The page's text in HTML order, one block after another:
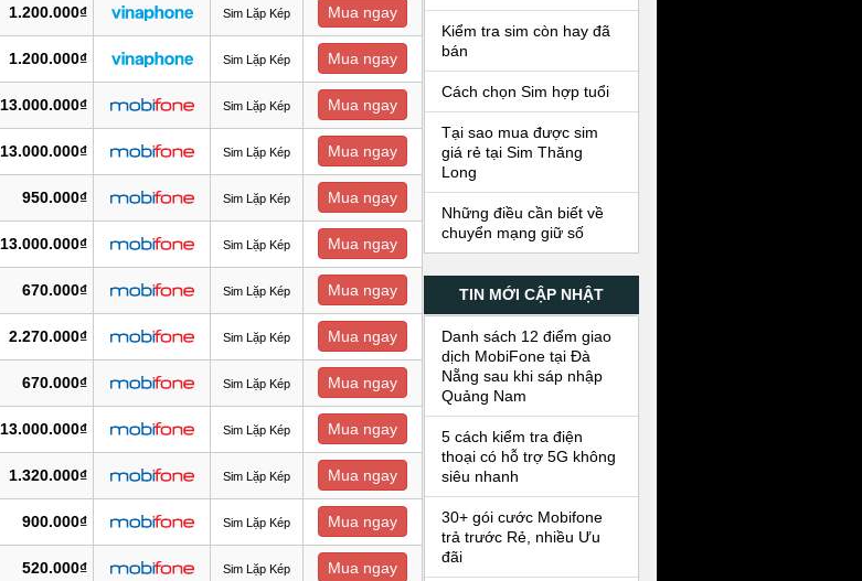
1.200.000₫ Sim Lặp Kép Mua ngay
1.200.000₫ Sim Lặp Kép Mua ngay
13.000.000₫ Sim Lặp Kép Mua ngay
13.000.000₫ Sim Lặp Kép Mua ngay
950.000₫ Sim Lặp Kép Mua ngay
13.000.000₫ Sim Lặp Kép Mua ngay
670.000₫ Sim Lặp Kép Mua ngay
2.270.000₫ Sim Lặp Kép Mua ngay
670.000₫ Sim Lặp Kép Mua ngay
13.000.000₫ Sim Lặp Kép Mua ngay
1.320.000₫ Sim Lặp Kép Mua ngay
900.000₫ Sim Lặp Kép Mua ngay
520.000₫ Sim Lặp Kép Mua ngay
Kiểm tra sim còn hay đã
bán
Cách chọn Sim hợp tuổi
Tại sao mua được sim
giá rẻ tại Sim Thăng
Long
Những điều cần biết về
chuyển mạng giữ số
TIN MỚI CẬP NHẬT
Danh sách 12 điểm giao
dịch MobiFone tại Đà
Nẵng sau khi sáp nhập
Quảng Nam
5 cách kiểm tra điện
thoại có hỗ trợ 5G không
siêu nhanh
30+ gói cước Mobifone
trả trước Rẻ, nhiều Ưu
đãi